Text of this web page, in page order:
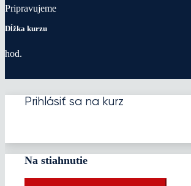
Pripravujeme
Dĺžka kurzu
hod.
Prihlásiť sa na kurz
Na stiahnutie